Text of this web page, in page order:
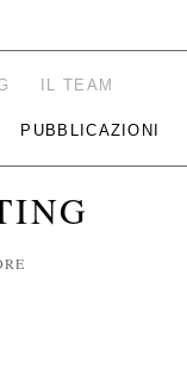
IL TEAM
PUBBLICAZIONI